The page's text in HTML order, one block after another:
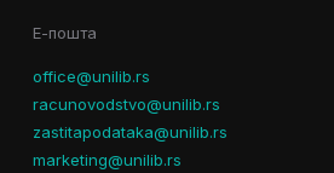
Е-пошта
office@unilib.rs
racunovodstvo@unilib.rs
zastitapodataka@unilib.rs
marketing@unilib.rs